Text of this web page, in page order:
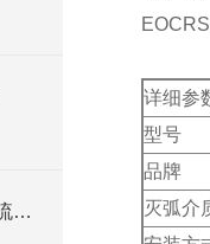
反时限过流保护动作原理及过流和速断的整定原则和保护范围
详细参
型号
品牌
灭弧介